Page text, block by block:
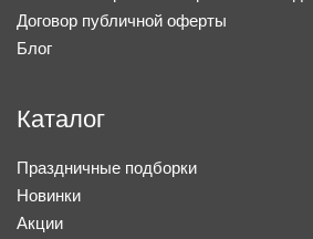
Договор публичной оферты
Блог
Каталог
Праздничные подборки
Новинки
Акции